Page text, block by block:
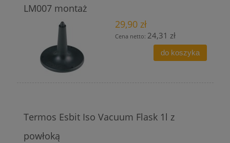
LM007 montaż
29,90 zł
Cena netto: 24,31 zł
do koszyka
Termos Esbit Iso Vacuum Flask 1l z
powłoką